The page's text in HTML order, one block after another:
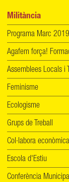
Militància
Programa Marc
Agafem força!
Assemblees Locals i
Feminisme
Ecologisme
Grups de Treball
Col·labora
Escola d'Estiu
Conferència